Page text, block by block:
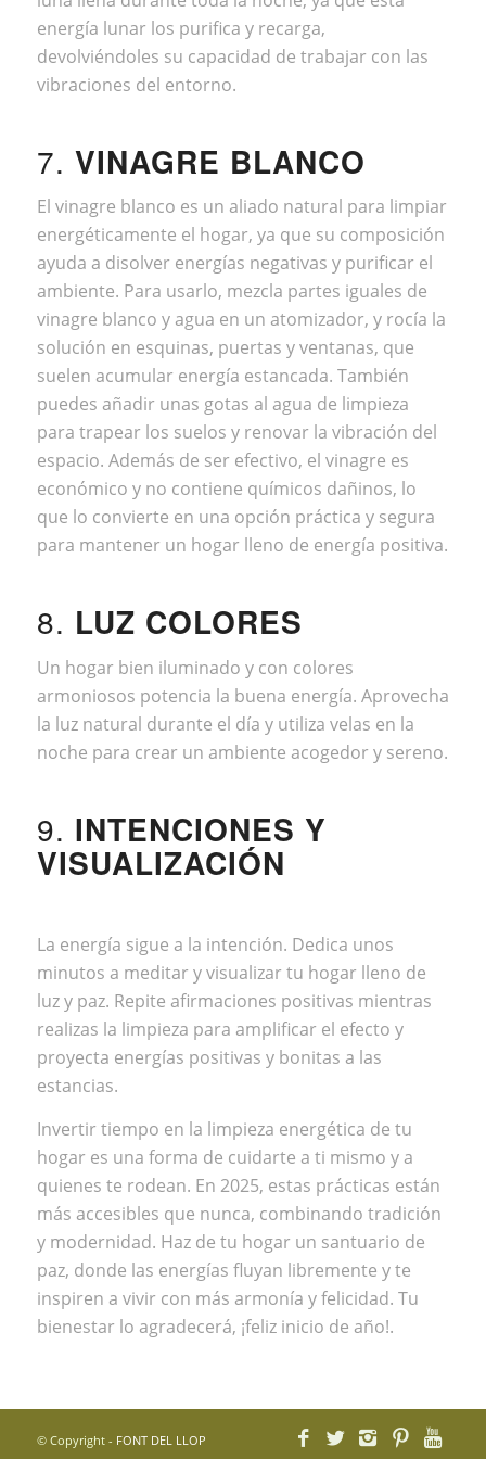
energía lunar los purifica y recarga,
devolviéndoles su capacidad de trabajar con las
vibraciones del entorno.
7. VINAGRE BLANCO
El vinagre blanco es un aliado natural para limpiar
energéticamente el hogar, ya que su composición
ayuda a disolver energías negativas y purificar el
ambiente. Para usarlo, mezcla partes iguales de
vinagre blanco y agua en un atomizador, y rocía la
solución en esquinas, puertas y ventanas, que
suelen acumular energía estancada. También
puedes añadir unas gotas al agua de limpieza
para trapear los suelos y renovar la vibración del
espacio. Además de ser efectivo, el vinagre es
económico y no contiene químicos dañinos, lo
que lo convierte en una opción práctica y segura
para mantener un hogar lleno de energía positiva.
8. LUZ COLORES
Un hogar bien iluminado y con colores
armoniosos potencia la buena energía. Aprovecha
la luz natural durante el día y utiliza velas en la
noche para crear un ambiente acogedor y sereno.
9. INTENCIONES Y
VISUALIZACIÓN
La energía sigue a la intención. Dedica unos
minutos a meditar y visualizar tu hogar lleno de
luz y paz. Repite afirmaciones positivas mientras
realizas la limpieza para amplificar el efecto y
proyecta energías positivas y bonitas a las
estancias.
Invertir tiempo en la limpieza energética de tu
hogar es una forma de cuidarte a ti mismo y a
quienes te rodean. En 2025, estas prácticas están
más accesibles que nunca, combinando tradición
y modernidad. Haz de tu hogar un santuario de
paz, donde las energías fluyan libremente y te
inspiren a vivir con más armonía y felicidad. Tu
bienestar lo agradecerá, ¡feliz inicio de año!.
© Copyright - FONT DEL LLOP